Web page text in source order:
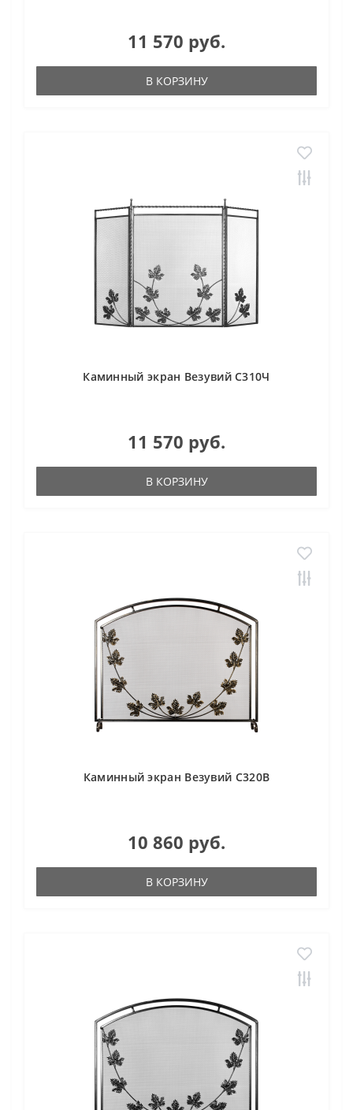
11 570 руб.
В КОРЗИНУ
Каминный экран Везувий С310Ч
11 570 руб.
В КОРЗИНУ
Каминный экран Везувий С320В
10 860 руб.
В КОРЗИНУ